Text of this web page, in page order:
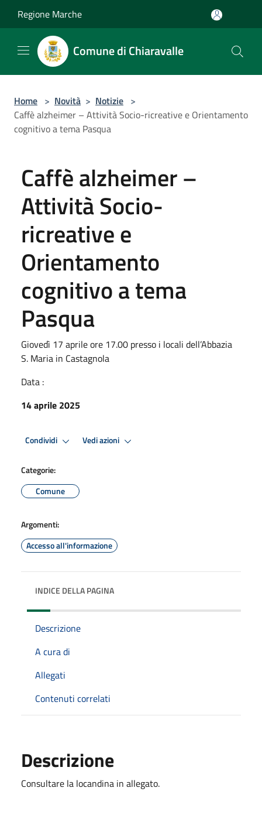
Regione Marche
Comune di Chiaravalle
Home > Novità > Notizie >
Caffè alzheimer – Attività Socio-ricreative e Orientamento
cognitivo a tema Pasqua
Caffè alzheimer –
Attività Socio-
ricreative e
Orientamento
cognitivo a tema
Pasqua
Giovedì 17 aprile ore 17.00 presso i locali dell’Abbazia
S. Maria in Castagnola
Data :
14 aprile 2025
Condividi Vedi azioni
Categorie:
Comune
Argomenti:
Accesso all'informazione
INDICE DELLA PAGINA
Descrizione
A cura di
Allegati
Contenuti correlati
Descrizione
Consultare la locandina in allegato.